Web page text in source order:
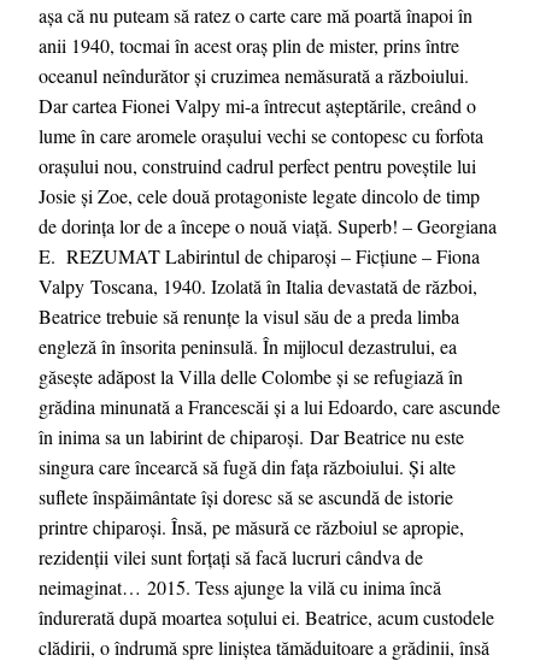
așa că nu puteam să ratez o carte care mă poartă înapoi în
anii 1940, tocmai în acest oraș plin de mister, prins între
oceanul neîndurător și cruzimea nemăsurată a războiului.
Dar cartea Fionei Valpy mi-a întrecut așteptările, creând o
lume în care aromele orașului vechi se contopesc cu forfota
orașului nou, construind cadrul perfect pentru poveștile lui
Josie și Zoe, cele două protagoniste legate dincolo de timp
de dorința lor de a începe o nouă viață. Superb! – Georgiana
E. REZUMAT Labirintul de chiparoși – Ficțiune – Fiona
Valpy Toscana, 1940. Izolată în Italia devastată de război,
Beatrice trebuie să renunțe la visul său de a preda limba
engleză în însorita peninsulă. În mijlocul dezastrului, ea
găsește adăpost la Villa delle Colombe și se refugiază în
grădina minunată a Francescăi și a lui Edoardo, care ascunde
în inima sa un labirint de chiparoşi. Dar Beatrice nu este
singura care încearcă să fugă din fața războiului. Și alte
suflete înspăimântate își doresc să se ascundă de istorie
printre chiparoși. Însă, pe măsură ce războiul se apropie,
rezidenții vilei sunt forțați să facă lucruri cândva de
neimaginat… 2015. Tess ajunge la vilă cu inima încă
îndurerată după moartea soțului ei. Beatrice, acum custodele
clădirii, o îndrumă spre liniștea tămăduitoare a grădinii, însă